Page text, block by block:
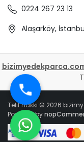
i
0224 267 23 13
Alaşarköy,
Telif hakkı © 2026
Powered by